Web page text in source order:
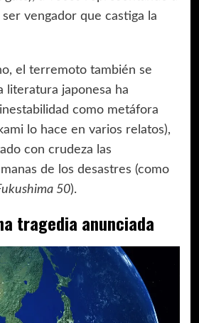
vengador que castiga la
el terremoto también se
literatura japonesa ha
como metáfora
lo hace en varios relatos),
con crudeza las
de los desastres (como
50).
tragedia anunciada